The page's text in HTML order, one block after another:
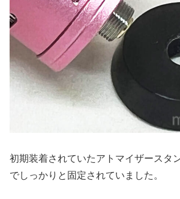
初期装着されていたアトマイザースタ
でしっかりと固定されていました。